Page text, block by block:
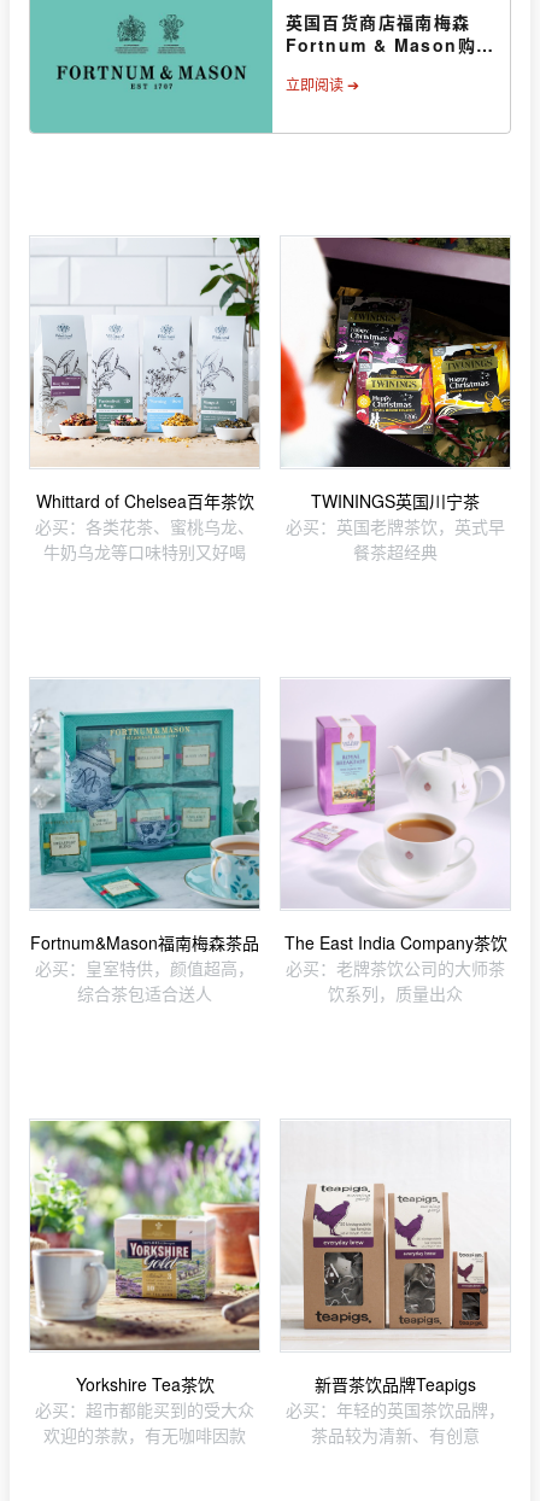
英国百货商店福南梅森
Fortnum & Mason购买
立即阅读 ➔
Whittard of Chelsea百年茶饮
必买：各类花茶、蜜桃乌龙、
牛奶乌龙等口味特别又好喝
TWININGS英国川宁茶
必买：英国老牌茶饮，英式早
餐茶超经典
Fortnum&Mason福南梅森茶品
必买：皇室特供，颜值超高，
综合茶包适合送人
The East India Company茶饮
必买：老牌茶饮公司的大师茶
饮系列，质量出众
Yorkshire Tea茶饮
必买：超市都能买到的受大众
欢迎的茶款，有无咖啡因款
新晋茶饮品牌Teapigs
必买：年轻的英国茶饮品牌，
茶品较为清新、有创意